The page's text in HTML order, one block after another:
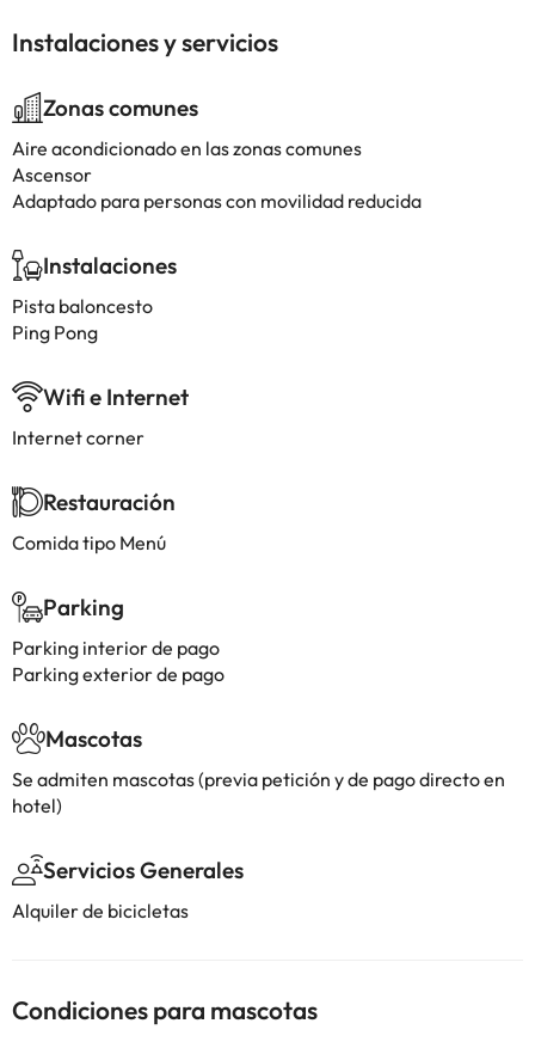
Instalaciones y servicios
Zonas comunes
Aire acondicionado en las zonas comunes
Ascensor
Adaptado para personas con movilidad reducida
Instalaciones
Pista baloncesto
Ping Pong
Wifi e Internet
Internet corner
Restauración
Comida tipo Menú
Parking
Parking interior de pago
Parking exterior de pago
Mascotas
Se admiten mascotas (previa petición y de pago directo en
hotel)
Servicios Generales
Alquiler de bicicletas
Condiciones para mascotas